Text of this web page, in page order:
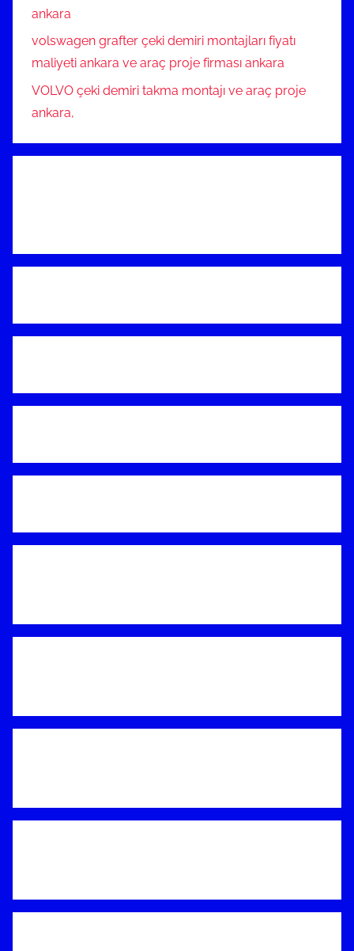
ankara
volswagen grafter çeki demiri montajları fiyatı
maliyeti ankara ve araç proje firması ankara
VOLVO çeki demiri takma montajı ve araç proje
ankara,